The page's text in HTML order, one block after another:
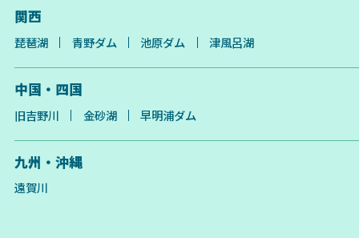
関西
琵琶湖 青野ダム 池原ダム 津風呂湖
中国・四国
旧吉野川 金砂湖 早明浦ダム
九州・沖縄
遠賀川